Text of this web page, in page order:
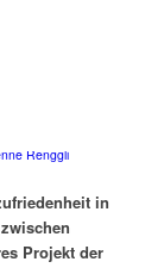
Renggli
in
Projekt der